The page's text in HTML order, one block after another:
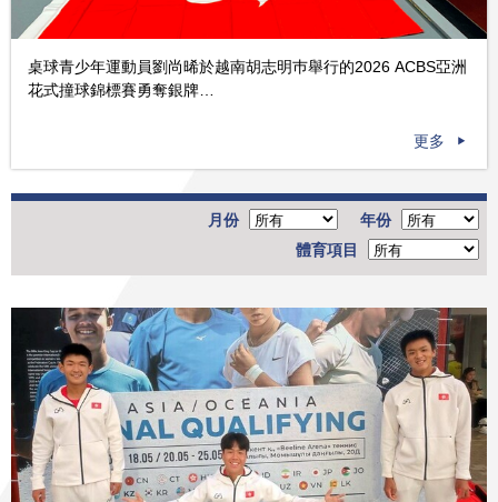
桌球青少年運動員劉尚晞於越南胡志明巿舉行的2026 ACBS亞洲
花式撞球錦標賽勇奪銀牌…
更多
年份
月份
體育項目